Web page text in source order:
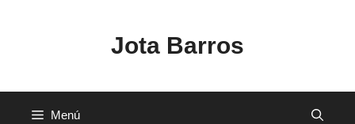
Jota Barros
Menú